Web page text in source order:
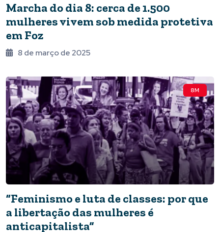
Marcha do dia 8: cerca de 1.500
mulheres vivem sob medida protetiva
em Foz
8 de março de 2025
8M
“Feminismo e luta de classes: por que
a libertação das mulheres é
anticapitalista”